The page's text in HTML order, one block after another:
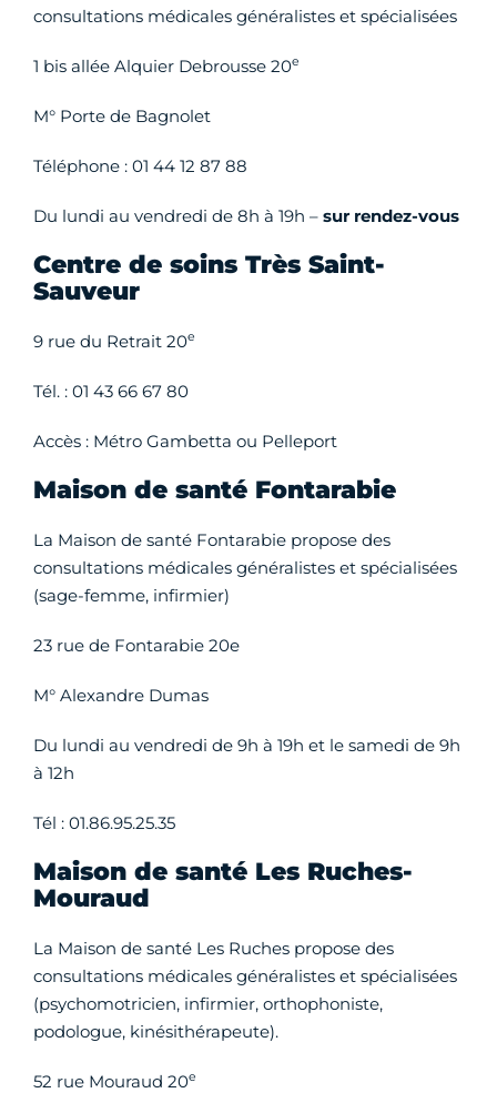
consultations médicales généralistes et spécialisées
1 bis allée Alquier Debrousse 20e
M° Porte de Bagnolet
Téléphone : 01 44 12 87 88
Du lundi au vendredi de 8h à 19h – sur rendez-vous
Centre de soins Très Saint-
Sauveur
9 rue du Retrait 20e
Tél. : 01 43 66 67 80
Accès : Métro Gambetta ou Pelleport
Maison de santé Fontarabie
La Maison de santé Fontarabie propose des
consultations médicales généralistes et spécialisées
(sage-femme, infirmier)
23 rue de Fontarabie 20e
M° Alexandre Dumas
Du lundi au vendredi de 9h à 19h et le samedi de 9h
à 12h
Tél : 01.86.95.25.35
Maison de santé Les Ruches-
Mouraud
La Maison de santé Les Ruches propose des
consultations médicales généralistes et spécialisées
(psychomotricien, infirmier, orthophoniste,
podologue, kinésithérapeute).
52 rue Mouraud 20e